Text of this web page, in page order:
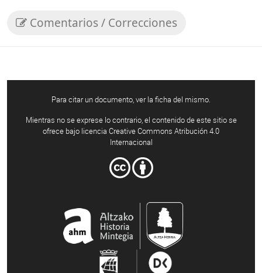
Comentarios / Correcciones
Para citar un documento, ver la ficha del mismo.
Mientras no se exprese lo contrario, el contenido de este sitio se
ofrece bajo licencia Creative Commons Atribución 4.0
Internacional